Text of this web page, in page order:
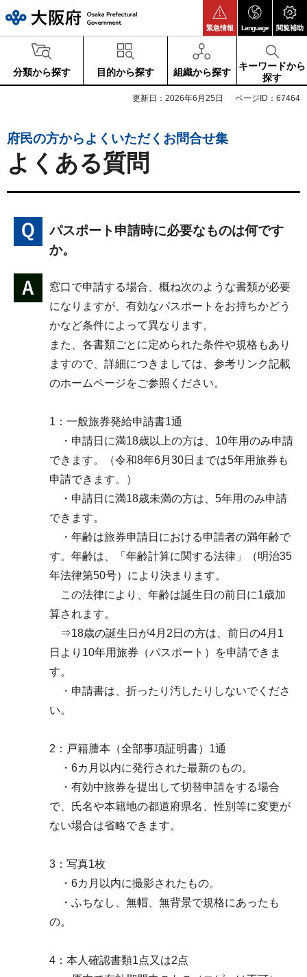
緊急情報 Language 閲覧補助
分類から探す 目的から探す 組織から探す
キーワードから
探す
更新日：2026年6月25日 ページID：67464
府民の方からよくいただくお問合せ集
よくある質問
パスポート申請時に必要なものは何です
か。
窓口で申請する場合、概ね次のような書類が必要
になりますが、有効なパスポートをお持ちかどう
かなど条件によって異なります。
また、各書類ごとに定められた条件や規格もあり
ますので、詳細につきましては、参考リンク記載
のホームページをご参照ください。
1：一般旅券発給申請書1通
・申請日に満18歳以上の方は、10年用のみ申請
できます。（令和8年6月30日までは5年用旅券も
申請できます。）
・申請日に満18歳未満の方は、5年用のみ申請
できます。
・年齢は旅券申請日における申請者の満年齢で
す。年齢は、「年齢計算に関する法律」（明治35
年法律第50号）により決まります。
この法律により、年齢は誕生日の前日に1歳加
算されます。
⇒18歳の誕生日が4月2日の方は、前日の4月1
日より10年用旅券（パスポート）を申請できま
す。
・申請書は、折ったり汚したりしないでくださ
い。
2：戸籍謄本（全部事項証明書）1通
・6カ月以内に発行された最新のもの。
・有効中旅券を提出して切替申請をする場合
で、氏名や本籍地の都道府県名、性別等に変更が
ない場合は省略できます。
3：写真1枚
・6カ月以内に撮影されたもの。
・ふちなし、無帽、無背景で規格にあったも
の。
4：本人確認書類1点又は2点